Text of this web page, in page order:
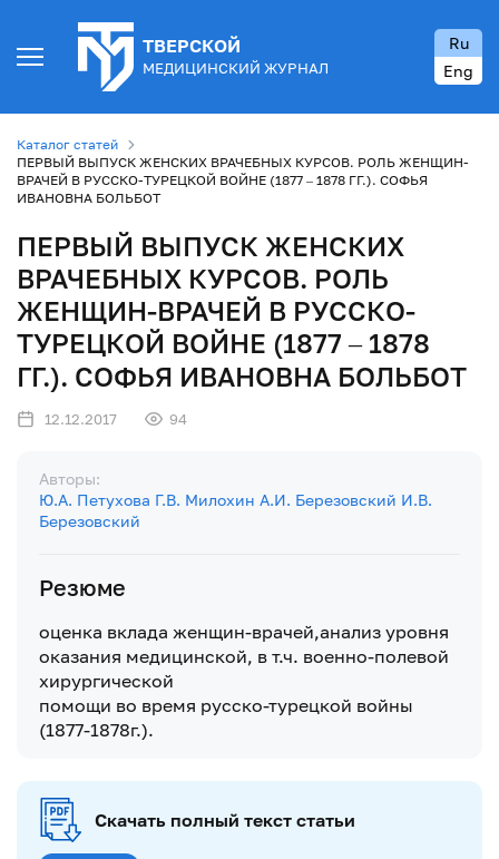
ТВЕРСКОЙ
МЕДИЦИНСКИЙ ЖУРНАЛ
Ru
Eng
Каталог статей
ПЕРВЫЙ ВЫПУСК ЖЕНСКИХ ВРАЧЕБНЫХ КУРСОВ. РОЛЬ ЖЕНЩИН-
ВРАЧЕЙ В РУССКО-ТУРЕЦКОЙ ВОЙНЕ (1877 – 1878 ГГ.). СОФЬЯ
ИВАНОВНА БОЛЬБОТ
ПЕРВЫЙ ВЫПУСК ЖЕНСКИХ
ВРАЧЕБНЫХ КУРСОВ. РОЛЬ
ЖЕНЩИН-ВРАЧЕЙ В РУССКО-
ТУРЕЦКОЙ ВОЙНЕ (1877 – 1878
ГГ.). СОФЬЯ ИВАНОВНА БОЛЬБОТ
12.12.2017 94
Авторы:
Ю.А. Петухова Г.В. Милохин А.И. Березовский И.В.
Березовский
Резюме
оценка вклада женщин-врачей,анализ уровня
оказания медицинской, в т.ч. военно-полевой
хирургической
помощи во время русско-турецкой войны
(1877-1878г.).
Скачать полный текст статьи